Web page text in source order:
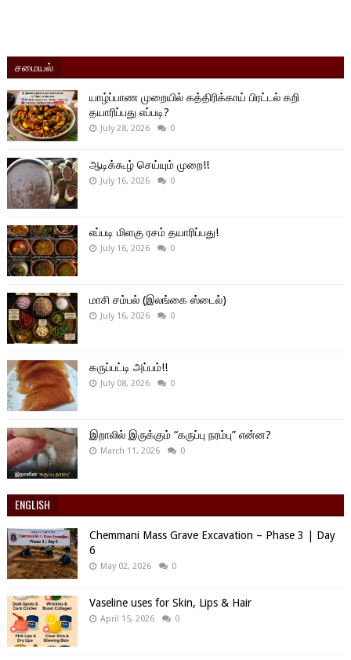
சமையல்
யாழ்ப்பாண முறையில் கத்திரிக்காய் பிரட்டல் கறி
தயாரிப்பது எப்படி?
July 28, 2026 0
ஆடிக்கூழ் செய்யும் முறை!!
July 16, 2026 0
எப்படி மிளகு ரசம் தயாரிப்பது!
July 16, 2026 0
மாசி சம்பல் (இலங்கை ஸ்டைல்)
July 16, 2026 0
கருப்பட்டி அப்பம்!!
July 08, 2026 0
இறாலில் இருக்கும் “கருப்பு நரம்பு” என்ன?
March 11, 2026 0
ENGLISH
Chemmani Mass Grave Excavation – Phase 3 | Day
6
May 02, 2026 0
Vaseline uses for Skin, Lips & Hair
April 15, 2026 0